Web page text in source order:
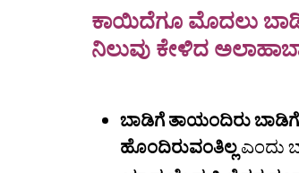
ಕಾಯಿದೆಗೂ ಮೊದಲು
ನಿಲುವು ಕೇಳಿದ
ಬಾಡಿಗೆ ತಾಯಂದಿರು
ಹೊಂದಿರುವಂತಿಲ್ಲ ಎಂದು